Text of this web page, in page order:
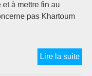
à mettre fin au
pas Khartoum
Lire la suite
: